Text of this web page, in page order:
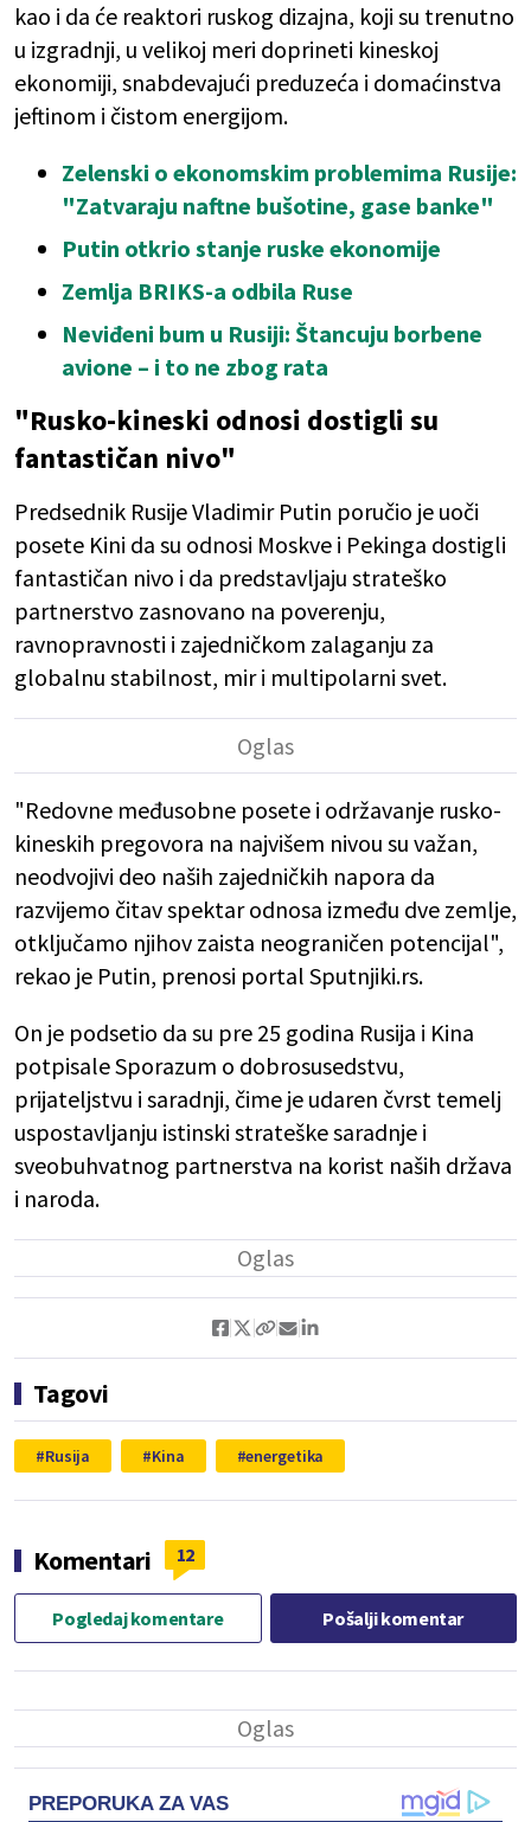
kao i da će reaktori ruskog dizajna, koji su trenutno
u izgradnji, u velikoj meri doprineti kineskoj
ekonomiji, snabdevajući preduzeća i domaćinstva
jeftinom i čistom energijom.
Zelenski o ekonomskim problemima Rusije:
"Zatvaraju naftne bušotine, gase banke"
Putin otkrio stanje ruske ekonomije
Zemlja BRIKS-a odbila Ruse
Neviđeni bum u Rusiji: Štancuju borbene
avione – i to ne zbog rata
"Rusko-kineski odnosi dostigli su
fantastičan nivo"
Predsednik Rusije Vladimir Putin poručio je uoči
posete Kini da su odnosi Moskve i Pekinga dostigli
fantastičan nivo i da predstavljaju strateško
partnerstvo zasnovano na poverenju,
ravnopravnosti i zajedničkom zalaganju za
globalnu stabilnost, mir i multipolarni svet.
"Redovne međusobne posete i održavanje rusko-
kineskih pregovora na najvišem nivou su važan,
neodvojivi deo naših zajedničkih napora da
razvijemo čitav spektar odnosa između dve zemlje,
otključamo njihov zaista neograničen potencijal",
rekao je Putin, prenosi portal Sputnjiki.rs.
On je podsetio da su pre 25 godina Rusija i Kina
potpisale Sporazum o dobrosusedstvu,
prijateljstvu i saradnji, čime je udaren čvrst temelj
uspostavljanju istinski strateške saradnje i
sveobuhvatnog partnerstva na korist naših država
i naroda.
Tagovi
Rusija Kina energetika
Komentari 12
Pogledaj komentare Pošalji komentar
PREPORUKA ZA VAS